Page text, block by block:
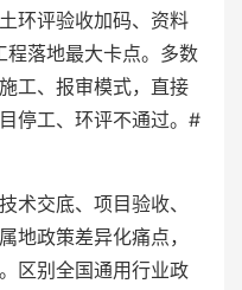
环评验收加码、资料
落地最大卡点。多数
工、报审模式，直接
停工、环评不通过。#
术交底、项目验收、
地政策差异化痛点，
区别全国通用行业政